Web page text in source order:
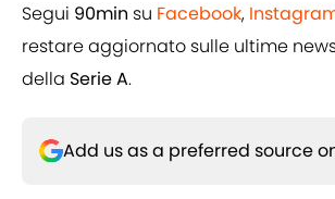
Segui 90min su Facebook,
restare aggiornato sulle ultime
della Serie A.
Add us as a preferred source